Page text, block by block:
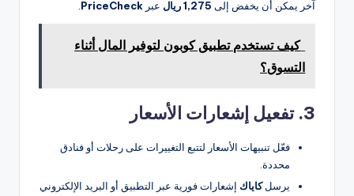
آخر يمكن أن يخفض إلى 1,275 ريال عبر PriceCheck
.
كيف تستخدم تطبيق كوبون لتوفير المال أثناء
التسوق؟
3. تفعيل إشعارات الأسعار
فعّل تنبيهات الأسعار لتتبع التغييرات على رحلات أو فنادق
محددة.
يرسلكاياك إشعارات فورية عبر التطبيق أو البريد الإلكتروني